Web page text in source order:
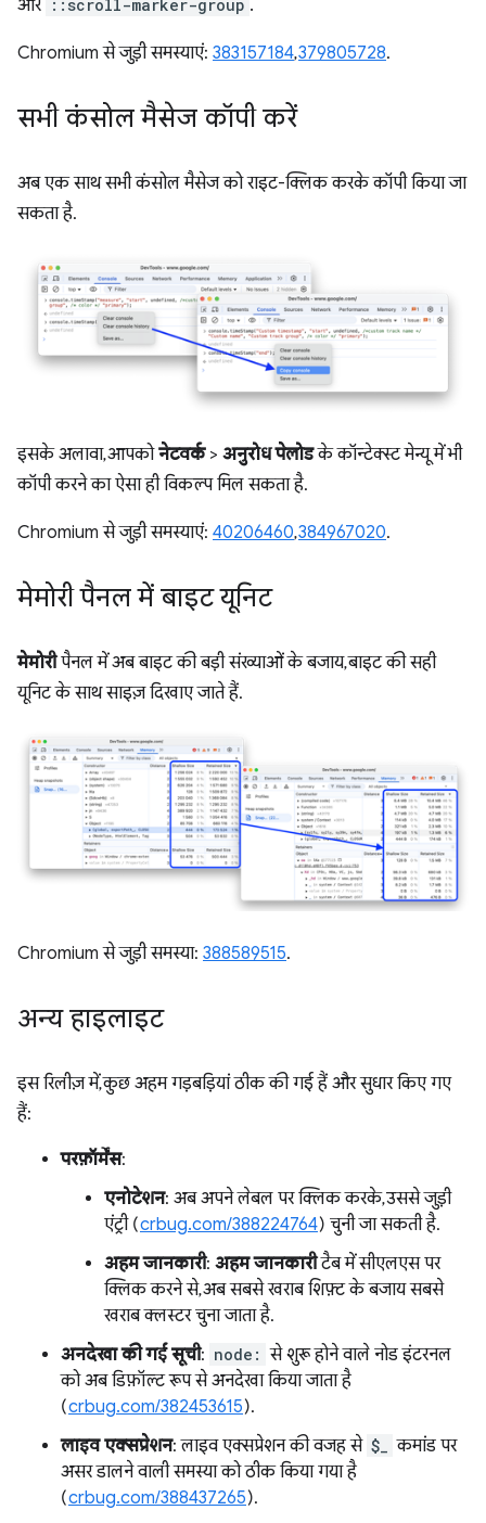
और ::scroll-marker-group .
Chromium से जुड़ी समस्याएं: 383157184,379805728.
सभी कंसोल मैसेज कॉपी करें
अब एक साथ सभी कंसोल मैसेज को राइट-क्लिक करके कॉपी किया जा
सकता है.
इसके अलावा, आपकोनेटवर्क> अनुरोध पेलोडके कॉन्टेक्स्ट मेन्यू में भी
कॉपी करने का ऐसा ही विकल्प मिल सकता है.
Chromium से जुड़ी समस्याएं: 40206460,384967020.
मेमोरी पैनल में बाइट यूनिट
मेमोरीपैनल में अब बाइट की बड़ी संख्याओं के बजाय, बाइट की सही
यूनिट के साथ साइज़ दिखाए जाते हैं.
Chromium से जुड़ी समस्या: 388589515.
अन्य हाइलाइट
इस रिलीज़ में, कुछ अहम गड़बड़ियां ठीक की गई हैं और सुधार किए गए
हैं:
परफ़ॉर्मेंस:
एनोटेशन: अब अपने लेबल पर क्लिक करके, उससे जुड़ी
एंट्री (crbug.com/388224764) चुनी जा सकती है.
अहम जानकारी: अहम जानकारीटैब में सीएलएस पर
क्लिक करने से, अब सबसे खराब शिफ़्ट के बजाय सबसे
खराब क्लस्टर चुना जाता है.
अनदेखा की गई सूची: node: से शुरू होने वाले नोड इंटरनल
को अब डिफ़ॉल्ट रूप से अनदेखा किया जाता है
(crbug.com/382453615).
लाइव एक्सप्रेशन: लाइव एक्सप्रेशन की वजह से $_
कमांड पर
असर डालने वाली समस्या को ठीक किया गया है
(crbug.com/388437265).